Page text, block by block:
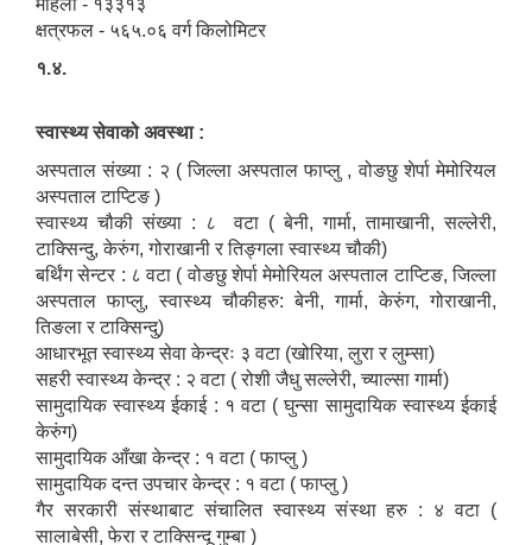
क्षत्रफल - ५६५.०६ वर्ग किलोमिटर
१.४.
स्वास्थ्य सेवाको अवस्था :
अस्पताल संख्या : २ ( जिल्ला अस्पताल फाप्लु , वोङछु शेर्पा मेमोरियल
अस्पताल टाप्टिङ )
स्वास्थ्य चौकी संख्या : ८ वटा ( बेनी, गार्मा, तामाखानी, सल्लेरी,
टाक्सिन्दु, केरुंग, गोराखानी र तिङ्गला स्वास्थ्य चौकी)
बर्थिंग सेन्टर : ८ वटा ( वोङछु शेर्पा मेमोरियल अस्पताल टाप्टिङ, जिल्ला
अस्पताल फाप्लु, स्वास्थ्य चौकीहरु: बेनी, गार्मा, केरुंग, गोराखानी,
तिङला र टाक्सिन्दु)
आधारभूत स्वास्थ्य सेवा केन्द्रः ३ वटा (खोरिया, लुरा र लुम्सा)
सहरी स्वास्थ्य केन्द्र : २ वटा ( रोशी जैधु सल्लेरी, च्याल्सा गार्मा)
सामुदायिक स्वास्थ्य ईकाई : १ वटा ( घुन्सा सामुदायिक स्वास्थ्य ईकाई
केरुंग)
सामुदायिक आँखा केन्द्र : १ वटा ( फाप्लु )
सामुदायिक दन्त उपचार केन्द्र : १ वटा ( फाप्लु )
गैर सरकारी संस्थाबाट संचालित स्वास्थ्य संस्था हरु : ४ वटा (
सालाबेसी, फेरा र टाक्सिन्दू गुम्बा )